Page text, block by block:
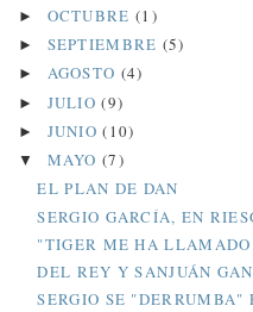
► OCTUBRE (1)
► SEPTIEMBRE (5)
► AGOSTO (4)
► JULIO(9)
► JUNIO(10)
▼ MAYO (7)
EL PLAN DE DAN
SERGIO GARCÍA, EN
"TIGER ME HA
DEL REY Y SANJUÁN
SERGIO SE "DERRUMBA"